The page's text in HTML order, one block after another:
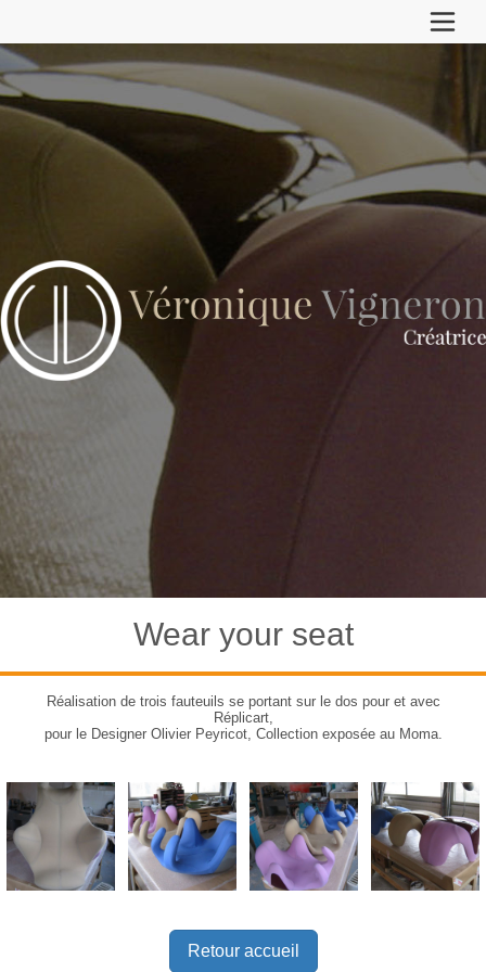
Wear your seat
Réalisation de trois fauteuils se portant sur le dos pour et avec
Réplicart,
pour le Designer Olivier Peyricot, Collection exposée au Moma.
Retour accueil